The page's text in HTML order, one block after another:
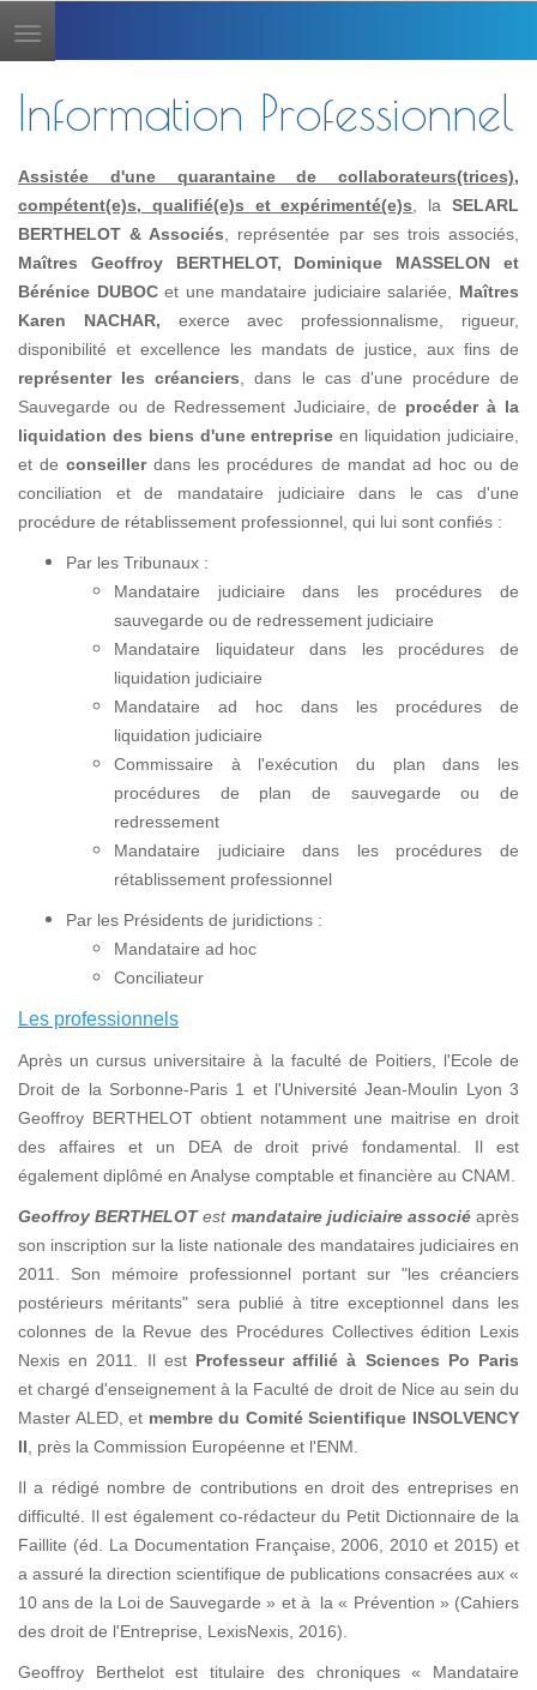
Toggle
navigation
Information Professionnel
Assistée d'une quarantaine de collaborateurs(trices),
compétent(e)s, qualifié(e)s et expérimenté(e)s , laSELARL
BERTHELOT & Associés , représentée par ses trois associés,
Maîtres Geoffroy BERTHELOT, Dominique MASSELON et
Bérénice DUBOCet une mandataire judiciaire salariée, Maîtres
Karen NACHAR, exerce avec professionnalisme, rigueur,
disponibilité et excellence les mandats de justice, aux fins de
représenter les créanciers , dans le cas d'une procédure de
Sauvegarde ou de Redressement Judiciaire, de procéder à la
liquidation des biens d'une entreprise en liquidation judiciaire,
et deconseillerdans les procédures de mandat ad hoc ou de
conciliation et de mandataire judiciaire dans le cas d'une
procédure de rétablissement professionnel, qui lui sont confiés :
Par les Tribunaux :
Mandataire judiciaire dans les procédures de
sauvegarde ou de redressement judiciaire
Mandataire liquidateur dans les procédures de
liquidation judiciaire
Mandataire ad hoc dans les procédures de
liquidation judiciaire
Commissaire à l'exécution du plan dans les
procédures de plan de sauvegarde ou de
redressement
Mandataire judiciaire dans les procédures de
rétablissement professionnel
Par les Présidents de juridictions :
Mandataire ad hoc
Conciliateur
Les professionnels
Après un cursus universitaire à la faculté de Poitiers, l'Ecole de
Droit de la Sorbonne-Paris 1 et l'Université Jean-Moulin Lyon 3
Geoffroy BERTHELOT obtient notamment une maitrise en droit
des affaires et un DEA de droit privé fondamental. Il est
également diplômé en Analyse comptable et financière au CNAM.
Geoffroy BERTHELOTest mandataire judiciaire associéaprès
son inscription sur la liste nationale des mandataires judiciaires en
2011. Son mémoire professionnel portant sur "les créanciers
postérieurs méritants" sera publié à titre exceptionnel dans les
colonnes de la Revue des Procédures Collectives édition Lexis
Nexis en 2011. Il est Professeur affilié à Sciences Po Paris
et chargé d'enseignement à la Faculté de droit de Nice au sein du
Master ALED, et membre du Comité Scientifique INSOLVENCY
II , près la Commission Européenne et l'ENM.
Il a rédigé nombre de contributions en droit des entreprises en
difficulté. Il est également co-rédacteur du Petit Dictionnaire de la
Faillite (éd. La Documentation Française, 2006, 2010 et 2015) et
a assuré la direction scientifique de publications consacrées aux «
10 ans de la Loi de Sauvegarde » et à la « Prévention » (Cahiers
des droit de l'Entreprise, LexisNexis, 2016).
Geoffroy Berthelot est titulaire des chroniques « Mandataire